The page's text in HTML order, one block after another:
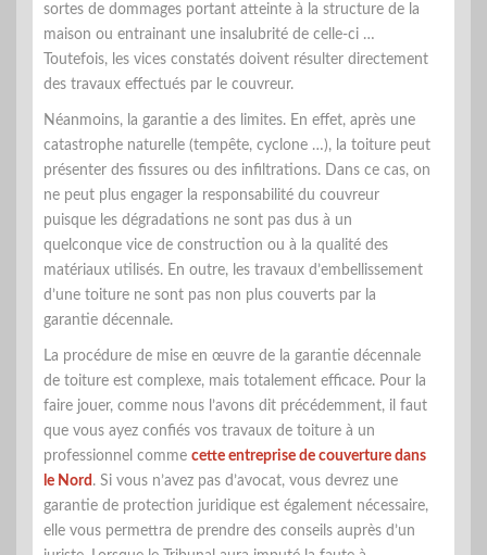
sortes de dommages portant atteinte à la structure de la
maison ou entrainant une insalubrité de celle-ci …
Toutefois, les vices constatés doivent résulter directement
des travaux effectués par le couvreur.
Néanmoins, la garantie a des limites. En effet, après une
catastrophe naturelle (tempête, cyclone …), la toiture peut
présenter des fissures ou des infiltrations. Dans ce cas, on
ne peut plus engager la responsabilité du couvreur
puisque les dégradations ne sont pas dus à un
quelconque vice de construction ou à la qualité des
matériaux utilisés. En outre, les travaux d’embellissement
d’une toiture ne sont pas non plus couverts par la
garantie décennale.
La procédure de mise en œuvre de la garantie décennale
de toiture est complexe, mais totalement efficace. Pour la
faire jouer, comme nous l’avons dit précédemment, il faut
que vous ayez confiés vos travaux de toiture à un
professionnel comme cette entreprise de couverture dans
le Nord . Si vous n’avez pas d’avocat, vous devrez une
garantie de protection juridique est également nécessaire,
elle vous permettra de prendre des conseils auprès d’un